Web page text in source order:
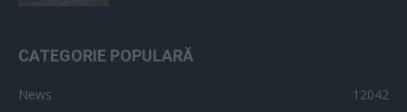
CATEGORIE POPULARĂ
News
12042